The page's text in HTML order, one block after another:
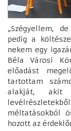
„Szégyellem,
pedig a
nekem egy
Béla Városi
előadást
tartottam
alakját, akit
méltatásokból
hozott az